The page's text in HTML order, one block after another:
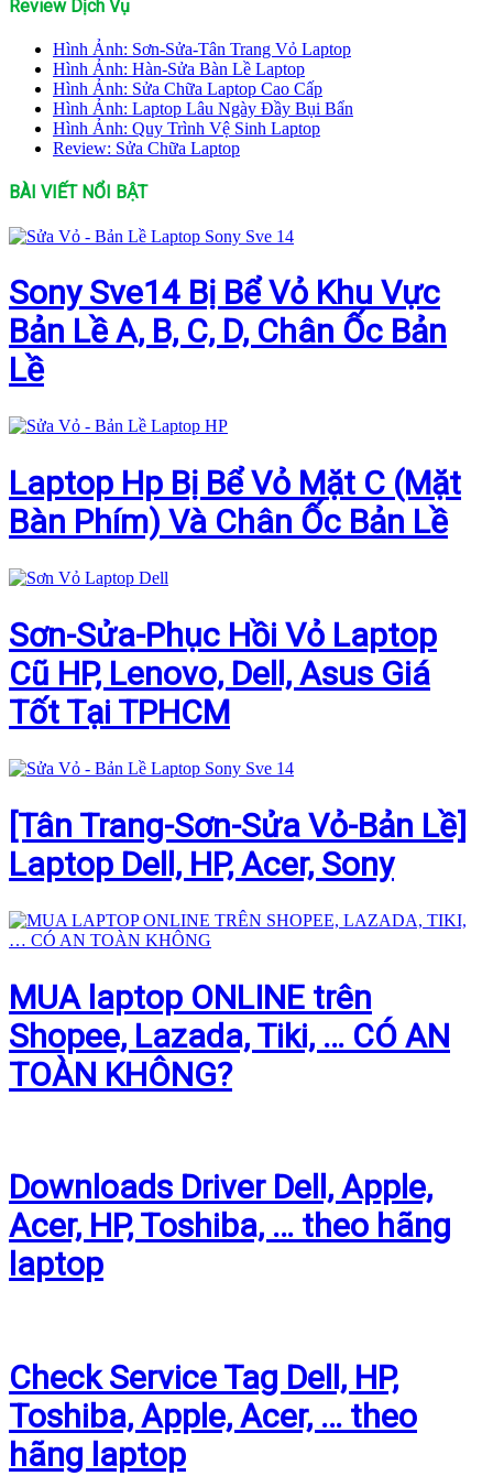
Review Dịch Vụ
Hình Ảnh: Sơn-Sửa-Tân Trang Vỏ Laptop
Hình Ảnh: Hàn-Sửa Bàn Lề Laptop
Hình Ảnh: Sửa Chữa Laptop Cao Cấp
Hình Ảnh: Laptop Lâu Ngày Đầy Bụi Bẩn
Hình Ảnh: Quy Trình Vệ Sinh Laptop
Review: Sửa Chữa Laptop
BÀI VIẾT NỔI BẬT
Sony Sve14 Bị Bể Vỏ Khu Vực
Bản Lề A, B, C, D, Chân Ốc Bản
Lề
Laptop Hp Bị Bể Vỏ Mặt C (Mặt
Bàn Phím) Và Chân Ốc Bản Lề
Sơn-Sửa-Phục Hồi Vỏ Laptop
Cũ HP, Lenovo, Dell, Asus Giá
Tốt Tại TPHCM
[Tân Trang-Sơn-Sửa Vỏ-Bản Lề]
Laptop Dell, HP, Acer, Sony
MUA laptop ONLINE trên
Shopee, Lazada, Tiki, … CÓ AN
TOÀN KHÔNG?
Downloads Driver Dell, Apple,
Acer, HP, Toshiba, … theo hãng
laptop
Check Service Tag Dell, HP,
Toshiba, Apple, Acer, … theo
hãng laptop